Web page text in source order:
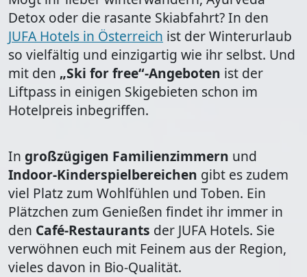
Detox oder die rasante Skiabfahrt? In den
JUFA Hotels in Österreich ist der Winterurlaub
so vielfältig und einzigartig wie ihr selbst. Und
mit den „Ski for free“-Angeboten ist der
Liftpass in einigen Skigebieten schon im
Hotelpreis inbegriffen.
In großzügigen Familienzimmern und
Indoor-Kinderspielbereichen gibt es zudem
viel Platz zum Wohlfühlen und Toben. Ein
Plätzchen zum Genießen findet ihr immer in
den Café-Restaurants der JUFA Hotels. Sie
verwöhnen euch mit Feinem aus der Region,
vieles davon in Bio-Qualität.